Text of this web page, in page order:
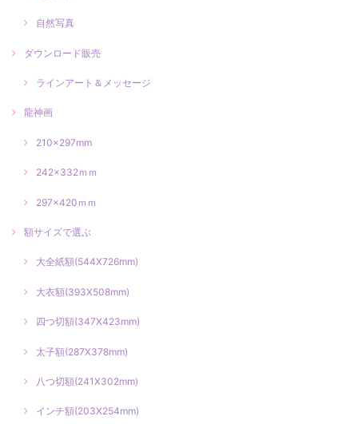
自然写真
ダウンロード販売
ラインアート＆メッセージ
龍神画
210×297mm
242×332ｍｍ
297×420ｍｍ
額サイズで選ぶ
大全紙額(544X726mm)
大衣額(393X508mm)
四つ切額(347X423mm)
太子額(287X378mm)
八つ切額(241X302mm)
インチ額(203X254mm)